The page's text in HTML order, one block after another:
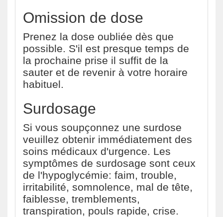
Omission de dose
Prenez la dose oubliée dès que
possible. S'il est presque temps de
la prochaine prise il suffit de la
sauter et de revenir à votre horaire
habituel.
Surdosage
Si vous soupçonnez une surdose
veuillez obtenir immédiatement des
soins médicaux d'urgence. Les
symptômes de surdosage sont ceux
de l'hypoglycémie: faim, trouble,
irritabilité, somnolence, mal de tête,
faiblesse, tremblements,
transpiration, pouls rapide, crise.